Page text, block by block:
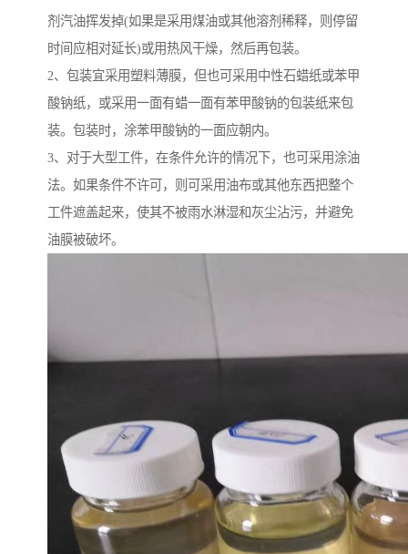
剂汽油挥发掉(如果是采用煤油或其他溶剂稀释，则停留
时间应相对延长)或用热风干燥，然后再包装。
2、包装宜采用塑料薄膜，但也可采用中性石蜡纸或苯甲
酸钠纸，或采用一面有蜡一面有苯甲酸钠的包装纸来包
装。包装时，涂苯甲酸钠的一面应朝内。
3、对于大型工件，在条件允许的情况下，也可采用涂油
法。如果条件不许可，则可采用油布或其他东西把整个
工件遮盖起来，使其不被雨水淋湿和灰尘沾污，并避免
油膜被破坏。